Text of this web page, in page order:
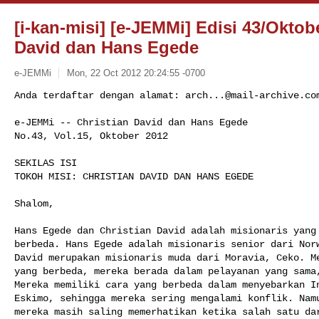
[i-kan-misi] [e-JEMMi] Edisi 43/
David dan Hans Egede
e-JEMMi Mon, 22 Oct 2012 20:24:55 -0700
Anda terdaftar dengan alamat: arch...@mail-
e-JEMMi -- Christian David dan Hans Egede
No.43, Vol.15, Oktober 2012
SEKILAS ISI
TOKOH MISI: CHRISTIAN DAVID DAN HANS EGEDE
Shalom,
Hans Egede dan Christian David adalah misionaris
berbeda. Hans Egede adalah misionaris senior dari
David merupakan misionaris muda dari Moravia, Ceko.
yang berbeda, mereka berada dalam pelayanan yang
Mereka memiliki cara yang berbeda dalam
Eskimo, sehingga mereka sering mengalami konflik.
mereka masih saling memerhatikan ketika salah satu